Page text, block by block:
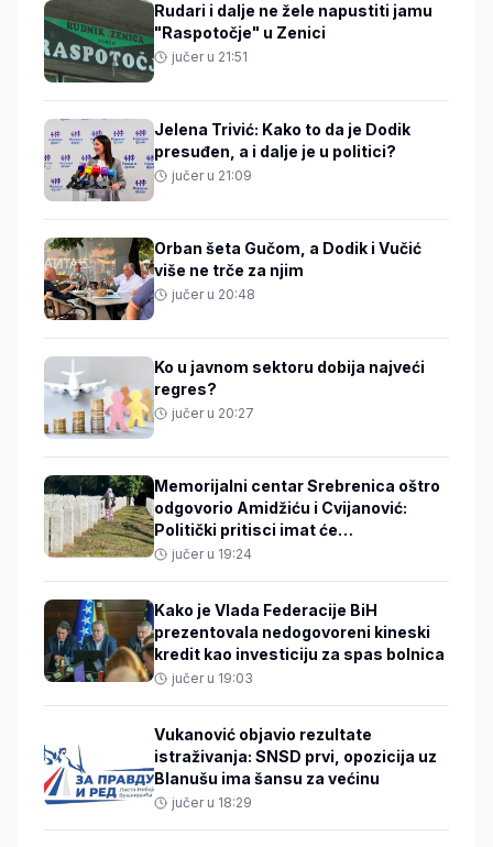
Rudari i dalje ne žele napustiti jamu
"Raspotočje" u Zenici
jučer u 21:51
Jelena Trivić: Kako to da je Dodik
presuđen, a i dalje je u politici?
jučer u 21:09
Orban šeta Gučom, a Dodik i Vučić
više ne trče za njim
jučer u 20:48
Ko u javnom sektoru dobija najveći
regres?
jučer u 20:27
Memorijalni centar Srebrenica oštro
odgovorio Amidžiću i Cvijanović:
Politički pritisci imat će
međunarodne posljedice
jučer u 19:24
Kako je Vlada Federacije BiH
prezentovala nedogovoreni kineski
kredit kao investiciju za spas bolnica
jučer u 19:03
Vukanović objavio rezultate
istraživanja: SNSD prvi, opozicija uz
Blanušu ima šansu za većinu
jučer u 18:29